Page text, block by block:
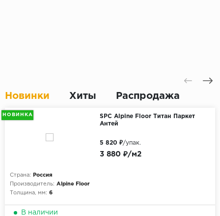
Новинки Хиты Распродажа
НОВИНКА
SPC Alpine Floor Титан Паркет
Антей
Страна:
Россия
Производитель: Alpine Floor
Толщина, мм: 6
3 880 ₽/м2
5 820 ₽/упак.
В наличии